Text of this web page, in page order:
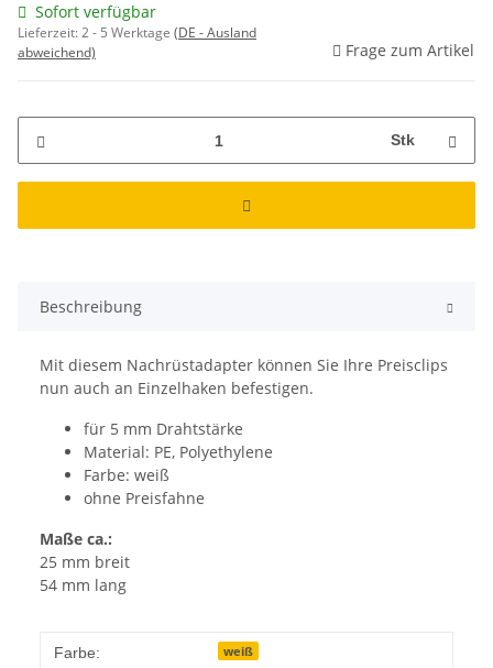
Sofort verfügbar
Lieferzeit:2 - 5 Werktage (DE - Ausland
abweichend)
Frage zum Artikel
Stk
Beschreibung
Mit diesem Nachrüstadapter können Sie Ihre Preisclips
nun auch an Einzelhaken befestigen.
für 5 mm Drahtstärke
Material: PE, Polyethylene
Farbe: weiß
ohne Preisfahne
Maße ca.:
25 mm breit
54 mm lang
Farbe: weiß